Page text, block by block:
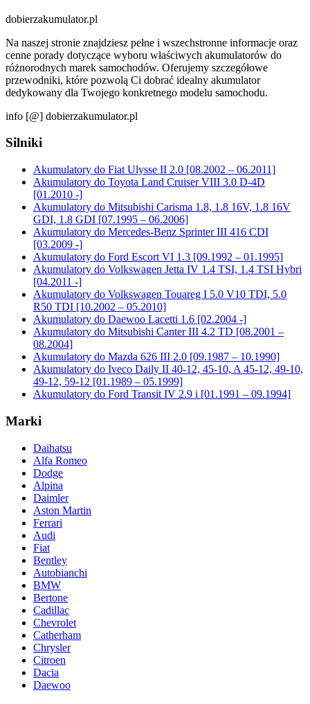
dobierzakumulator.pl
Na naszej stronie znajdziesz pełne i wszechstronne informacje oraz
cenne porady dotyczące wyboru właściwych akumulatorów do
różnorodnych marek samochodów. Oferujemy szczegółowe
przewodniki, które pozwolą Ci dobrać idealny akumulator
dedykowany dla Twojego konkretnego modelu samochodu.
info [@] dobierzakumulator.pl
Silniki
Akumulatory do Fiat Ulysse II 2.0 [08.2002 – 06.2011]
Akumulatory do Toyota Land Cruiser VIII 3.0 D-4D
[01.2010 -]
Akumulatory do Mitsubishi Carisma 1.8, 1.8 16V, 1.8 16V
GDI, 1.8 GDI [07.1995 – 06.2006]
Akumulatory do Mercedes-Benz Sprinter III 416 CDI
[03.2009 -]
Akumulatory do Ford Escort VI 1.3 [09.1992 – 01.1995]
Akumulatory do Volkswagen Jetta IV 1.4 TSI, 1.4 TSI Hybri
[04.2011 -]
Akumulatory do Volkswagen Touareg I 5.0 V10 TDI, 5.0
R50 TDI [10.2002 – 05.2010]
Akumulatory do Daewoo Lacetti 1.6 [02.2004 -]
Akumulatory do Mitsubishi Canter III 4.2 TD [08.2001 –
08.2004]
Akumulatory do Mazda 626 III 2.0 [09.1987 – 10.1990]
Akumulatory do Iveco Daily II 40-12, 45-10, A 45-12, 49-10,
49-12, 59-12 [01.1989 – 05.1999]
Akumulatory do Ford Transit IV 2.9 i [01.1991 – 09.1994]
Marki
Daihatsu
Alfa Romeo
Dodge
Alpina
Daimler
Aston Martin
Ferrari
Audi
Fiat
Bentley
Autobianchi
BMW
Bertone
Cadillac
Chevrolet
Catherham
Chrysler
Citroen
Dacia
Daewoo